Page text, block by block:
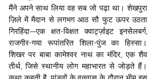
मैंने अपने साथ लिया वह सब जो पढ़ा था। शेखपुरा
ज़िले में मैदान से लगभग आठ सौ फुट ऊपर उठता
गिरहिंदा—एक क्षत-विक्षत क्वार्ट्ज़ाइट इनसेलबर्ग,
राजगीर-गया रूपांतरित शिला-पुंज का हिस्सा।
शिखर पर बाबा कामेश्वर नाथ का मंदिर, एक शैव
तीर्थ, जिसे स्थानीय लोग महाभारत से जोड़ते हैं।